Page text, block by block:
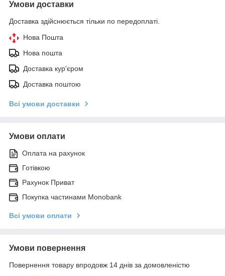
Умови доставки
Доставка здійснюється тільки по передоплаті.
Нова Пошта
Нова пошта
Доставка кур'єром
Доставка поштою
Всі умови доставки
Умови оплати
Оплата на рахунок
Готівкою
Рахунок Приват
Покупка частинами Monobank
Всі умови оплати
Умови повернення
Повернення товару впродовж 14 днів за домовленістю